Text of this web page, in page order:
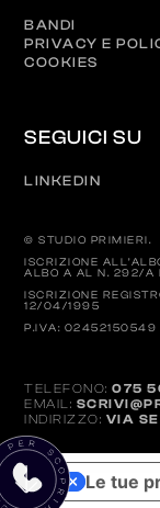
BANDI
PRIVACY E
COOKIES
SEGUICI SU
LINKEDIN
© STUDIO PRIMIERI.
ISCRIZIONE
ALBO A AL N. 292/A
ISCRIZIONE
12/04/1995
P.IVA: 02452150549
TELEFONO:075
EMAIL:
INDIRIZZO: VIA
Le tue